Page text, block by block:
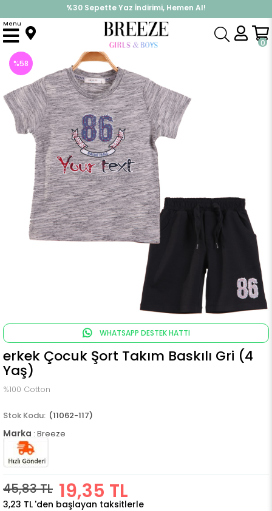
%30 Sepette Yaz İndirimi, Hemen Al!
İndirimlere ek %10 İndirimi Kap, Hemen Üye Ol!
0
Menu
Anasayfa Takımlar Kapri & Şort Takımı erkek Çocuk Şort Takım Baskılı Gri (4 Yaş)
%58
İndirim
WHATSAPP DESTEK HATTI
erkek Çocuk Şort Takım Baskılı Gri (4
Yaş)
%100 Cotton
(11062-117)
Marka : Breeze
45,83 TL 19,35 TL
3,23 TL 'den başlayan taksitlerle